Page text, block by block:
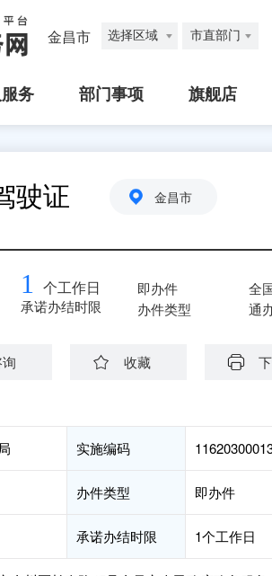
金昌市 选择区域 市直部门
务 部门事项 旗舰店
驶证 金昌市
1 个工作日
承诺办结时限
即办件
办件类型
全国
通
收藏
实施编码
办件类型 即办件
承诺办结时限 1个工作日